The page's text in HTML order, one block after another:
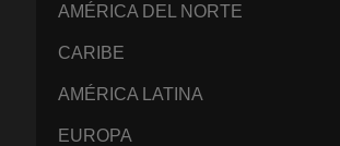
AMÉRICA DEL NORTE
CARIBE
AMÉRICA LATINA
EUROPA